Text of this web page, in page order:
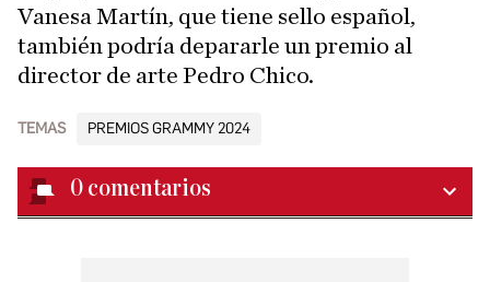
Vanesa Martín, que tiene sello español,
también podría depararle un premio al
director de arte Pedro Chico.
TEMAS PREMIOS GRAMMY 2024
0 comentarios